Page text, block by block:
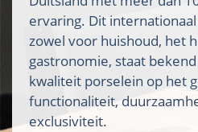
ervaring. Dit
zowel voor huishoud, het
gastronomie, staat
kwaliteit porselein op het
functionaliteit,
exclusiviteit.